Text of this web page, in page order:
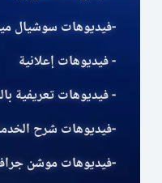
-فيديوهات سوشيال
- فيديوهات إعلانية
- فيديوهات تعريفية
-فيديوهات شرح
-فيديوهات موشن